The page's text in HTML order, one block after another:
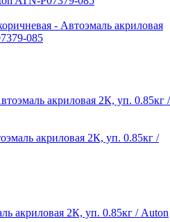
- Автоэмаль акриловая
085
акриловая 2К, уп. 0.85кг /